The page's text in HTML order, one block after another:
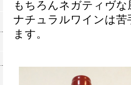
もちろんネガティヴ
ナチュラルワインは
ます。